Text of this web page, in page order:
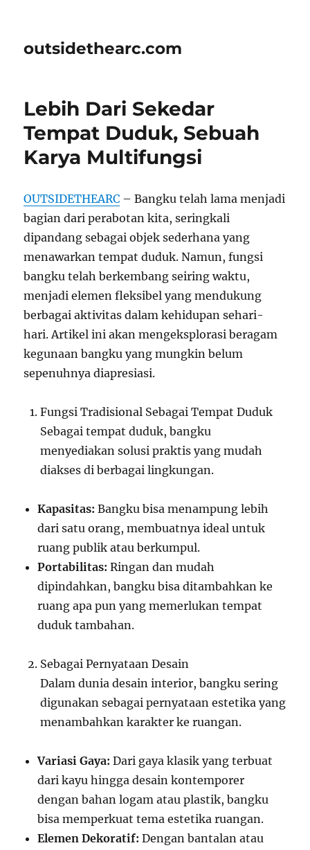
outsidethearc.com
Lebih Dari Sekedar
Tempat Duduk, Sebuah
Karya Multifungsi
OUTSIDETHEARC – Bangku telah lama menjadi
bagian dari perabotan kita, seringkali
dipandang sebagai objek sederhana yang
menawarkan tempat duduk. Namun, fungsi
bangku telah berkembang seiring waktu,
menjadi elemen fleksibel yang mendukung
berbagai aktivitas dalam kehidupan sehari-
hari. Artikel ini akan mengeksplorasi beragam
kegunaan bangku yang mungkin belum
sepenuhnya diapresiasi.
Fungsi Tradisional Sebagai Tempat Duduk
Sebagai tempat duduk, bangku
menyediakan solusi praktis yang mudah
diakses di berbagai lingkungan.
Kapasitas: Bangku bisa menampung lebih
dari satu orang, membuatnya ideal untuk
ruang publik atau berkumpul.
Portabilitas: Ringan dan mudah
dipindahkan, bangku bisa ditambahkan ke
ruang apa pun yang memerlukan tempat
duduk tambahan.
Sebagai Pernyataan Desain
Dalam dunia desain interior, bangku sering
digunakan sebagai pernyataan estetika yang
menambahkan karakter ke ruangan.
Variasi Gaya: Dari gaya klasik yang terbuat
dari kayu hingga desain kontemporer
dengan bahan logam atau plastik, bangku
bisa memperkuat tema estetika ruangan.
Elemen Dekoratif: Dengan bantalan atau